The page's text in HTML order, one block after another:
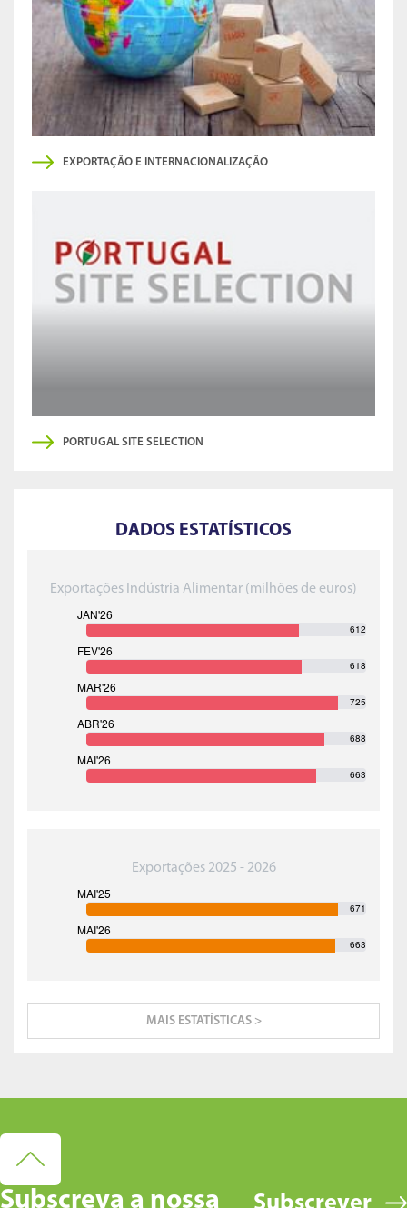
EXPORTAÇÃO E INTERNACIONALIZAÇÃO
PORTUGAL SITE SELECTION
DADOS ESTATÍSTICOS
Exportações Indústria Alimentar (milhões de euros)
612
618
725
688
663
Exportações 2025 - 2026
671
663
MAIS ESTATÍSTICAS >
Subscreva a nossa